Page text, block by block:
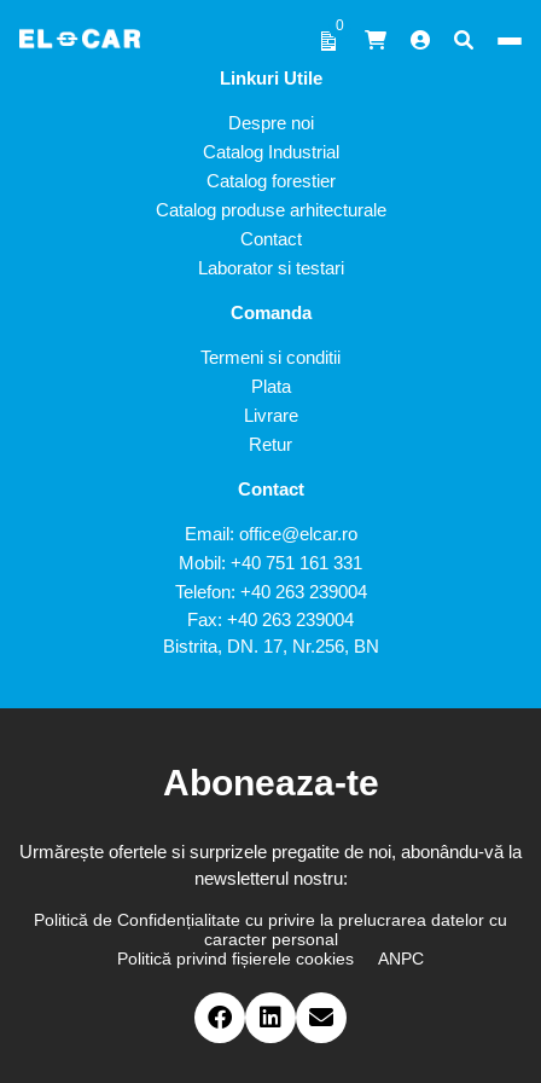
0
Linkuri Utile
Despre noi
Catalog Industrial
Catalog forestier
Catalog produse arhitecturale
Contact
Laborator si testari
Comanda
Termeni si conditii
Plata
Livrare
Retur
Contact
Email: office@elcar.ro
Mobil: +40 751 161 331
Telefon: +40 263 239004
Fax: +40 263 239004
Bistrita, DN. 17, Nr.256, BN
Aboneaza-te
Urmărește ofertele si surprizele pregatite de noi, abonându-vă la
newsletterul nostru:
Politică de Confidențialitate cu privire la prelucrarea datelor cu
caracter personal
Politică privind fișierele cookies
ANPC